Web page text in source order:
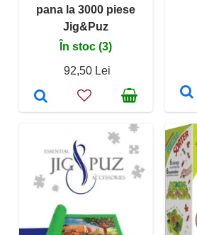
pana la 3000 piese
Jig&Puz
În stoc (3)
92,50 Lei